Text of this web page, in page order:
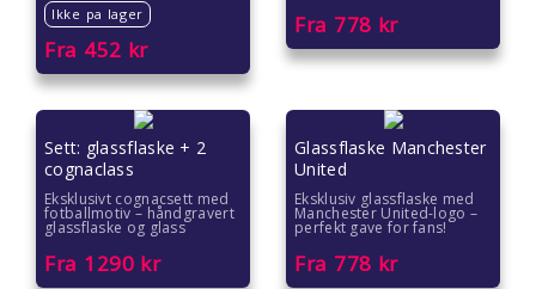
Gaver til kundene
Gaver til lærere
Gaver til mamma
Gaver til menn
Ikke pa lager
Fra 452 kr
Fra 778 kr
Sett: glassflaske + 2
cognaclass
Eksklusivt cognacsett med
fotballmotiv – håndgravert
glassflaske og glass
Fra 1290 kr
Glassflaske Manchester
United
Eksklusiv glassflaske med
Manchester United-logo –
perfekt gave for fans!
Fra 778 kr